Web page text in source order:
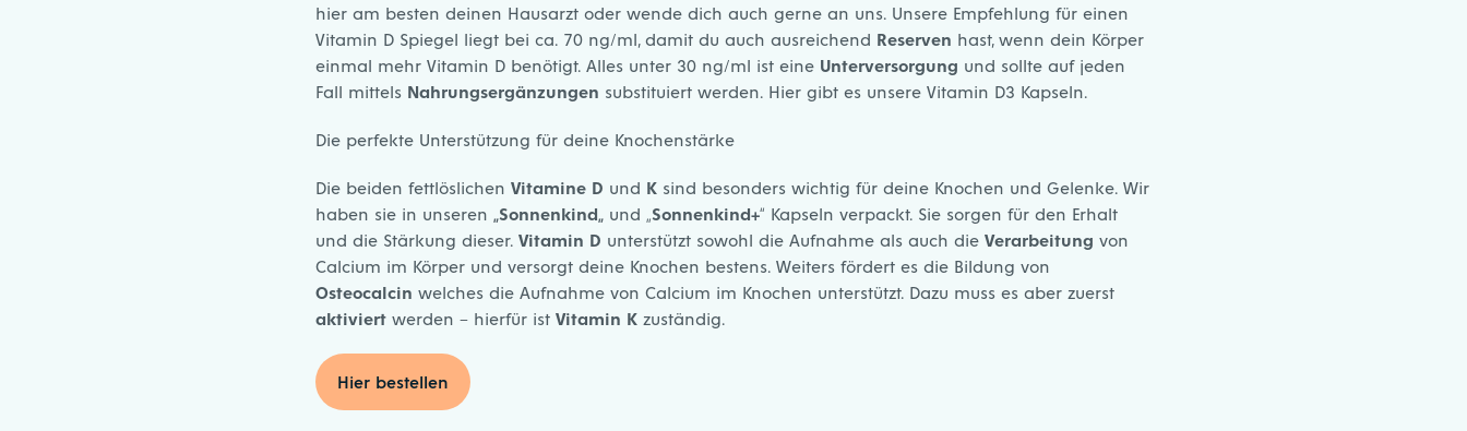
hier am besten deinen Hausarzt oder wende dich auch gerne an uns. Unsere Empfehlung für einen
Vitamin D Spiegel liegt bei ca. 70 ng/ml, damit du auch ausreichend Reserven hast, wenn dein Körper
einmal mehr Vitamin D benötigt. Alles unter 30 ng/ml ist eine Unterversorgung und sollte auf jeden
Fall mittels Nahrungsergänzungen substituiert werden. Hier gibt es unsere Vitamin D3 Kapseln
Die perfekte Unterstützung für deine Knochenstärke
Die beiden fettlöslichen Vitamine D und Ksind besonders wichtig für deine Knochen und Gelenke. Wir
haben sie in unseren
Sonnenkind und „ Sonnenkind+“ Kapseln verpackt. Sie sorgen für den Erhalt
und die Stärkung dieser. Vitamin D unterstützt sowohl die Aufnahme als auch die Verarbeitung von
Calcium im Körper und versorgt deine Knochen bestens. Weiters fördert es die Bildung von
Osteocalcin welches die Aufnahme von Calcium im Knochen unterstützt. Dazu muss es aber zuerst
aktiviertwerden – hierfür ist Vitamin Kzuständig.
Hier bestellen